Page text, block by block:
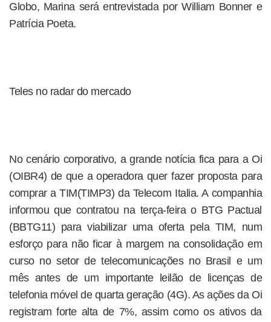
Globo, Marina será entrevistada por William Bonner e
Patrícia Poeta.
Teles no radar do mercado
No cenário corporativo, a grande notícia fica para a Oi
(OIBR4) de que a operadora quer fazer proposta para
comprar a TIM(TIMP3) da Telecom Italia. A companhia
informou que contratou na terça-feira o BTG Pactual
(BBTG11) para viabilizar uma oferta pela TIM, num
esforço para não ficar à margem na consolidação em
curso no setor de telecomunicações no Brasil e um
mês antes de um importante leilão de licenças de
telefonia móvel de quarta geração (4G). As ações da Oi
registram forte alta de 7%, assim como os ativos da